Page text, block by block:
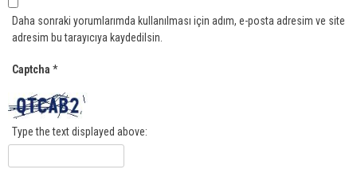
Daha sonraki yorumlarımda kullanılması için adım, e-posta adresim ve site
adresim bu tarayıcıya kaydedilsin.
Captcha *
Type the text displayed above: